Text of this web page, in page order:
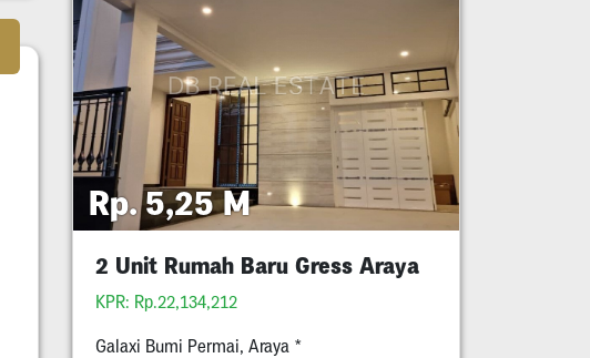
Rp. 5,25 M
2 Unit Rumah Baru Gress Araya
KPR: Rp.22,134,212
Galaxi Bumi Permai, Araya *